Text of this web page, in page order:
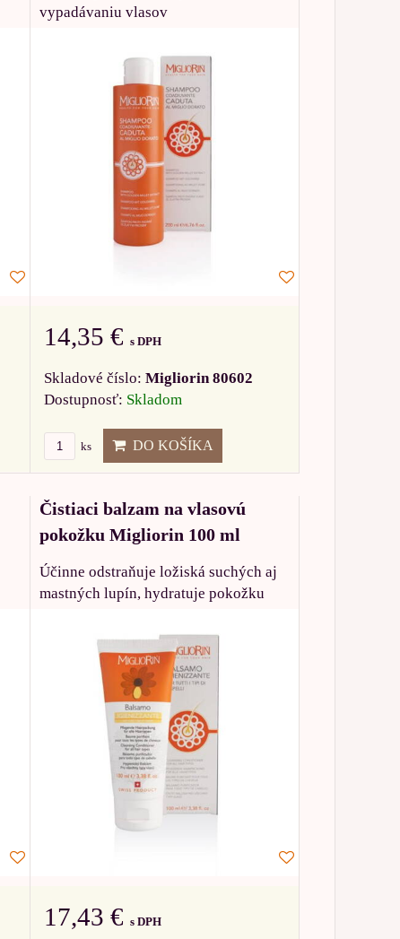
vypadávaniu vlasov
14,35 €s DPH
Skladové číslo:Migliorin 80602
Dostupnosť: Skladom
ks DO KOŠÍKA
Čistiaci balzam na vlasovú
pokožku Migliorin 100 ml
Účinne odstraňuje ložiská suchých aj
mastných lupín, hydratuje pokožku
17,43 €s DPH